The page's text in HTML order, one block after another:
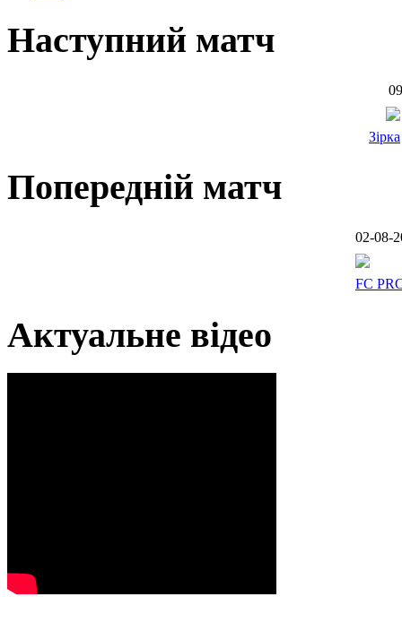
Наступний матч
Зірка
Попередній матч
02-08-
FC
Актуальне відео